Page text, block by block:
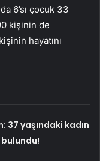
6’sı çocuk 33
kişinin de
hayatını
37 yaşındaki kadın
bulundu!